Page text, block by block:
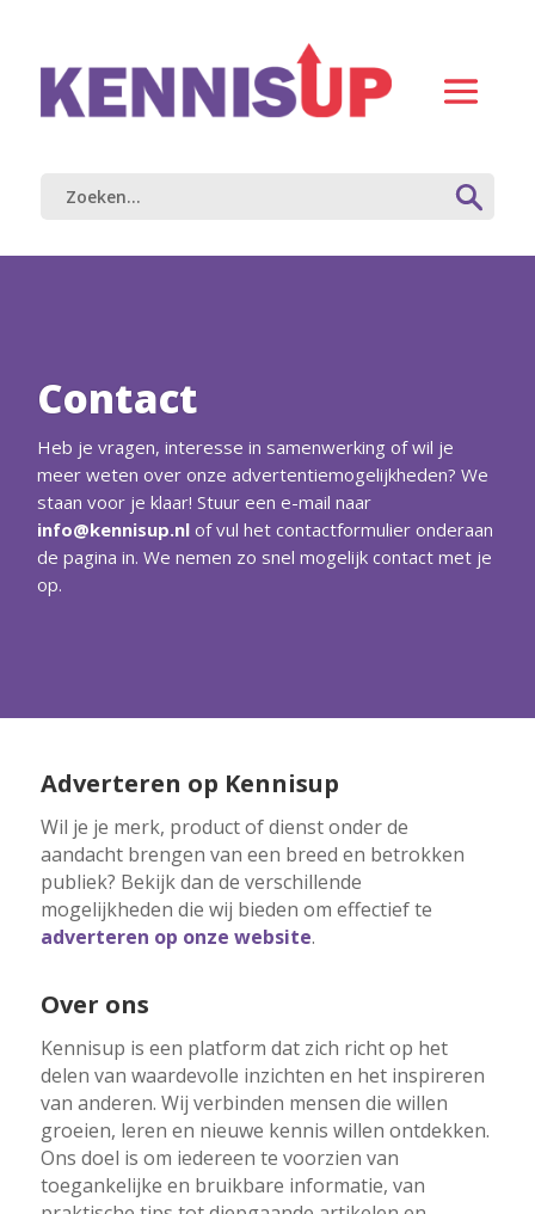
Contact
Heb je vragen, interesse in samenwerking of wil je
meer weten over onze advertentiemogelijkheden? We
staan voor je klaar! Stuur een e-mail naar
info@kennisup.nl of vul het contactformulier onderaan
de pagina in. We nemen zo snel mogelijk contact met je
op.
Adverteren op Kennisup
Wil je je merk, product of dienst onder de
aandacht brengen van een breed en betrokken
publiek? Bekijk dan de verschillende
mogelijkheden die wij bieden om effectief te
adverteren op onze website.
Over ons
Kennisup is een platform dat zich richt op het
delen van waardevolle inzichten en het inspireren
van anderen. Wij verbinden mensen die willen
groeien, leren en nieuwe kennis willen ontdekken.
Ons doel is om iedereen te voorzien van
toegankelijke en bruikbare informatie, van